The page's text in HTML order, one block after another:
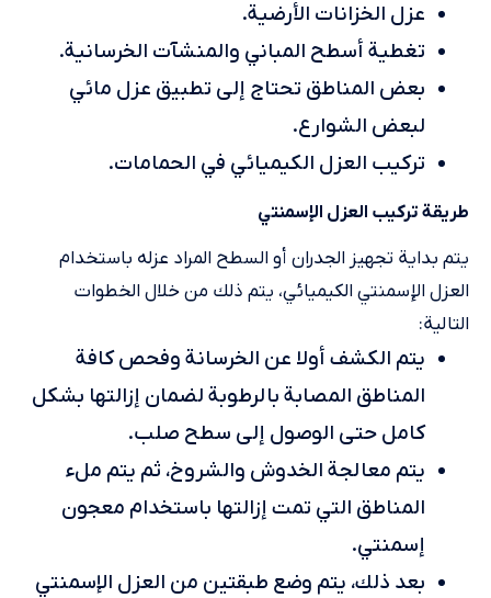
عزل الخزانات الأرضية.
تغطية أسطح المباني والمنشآت الخرسانية.
بعض المناطق تحتاج إلى تطبيق عزل مائي
لبعض الشوارع.
تركيب العزل الكيميائي في الحمامات.
طريقة تركيب العزل الإسمنتي
يتم بداية تجهيز الجدران أو السطح المراد عزله باستخدام
العزل الإسمنتي الكيميائي، يتم ذلك من خلال الخطوات
التالية:
يتم الكشف أولا عن الخرسانة وفحص كافة
المناطق المصابة بالرطوبة لضمان إزالتها بشكل
كامل حتى الوصول إلى سطح صلب.
يتم معالجة الخدوش والشروخ، ثم يتم ملء
المناطق التي تمت إزالتها باستخدام معجون
إسمنتي.
بعد ذلك، يتم وضع طبقتين من العزل الإسمنتي